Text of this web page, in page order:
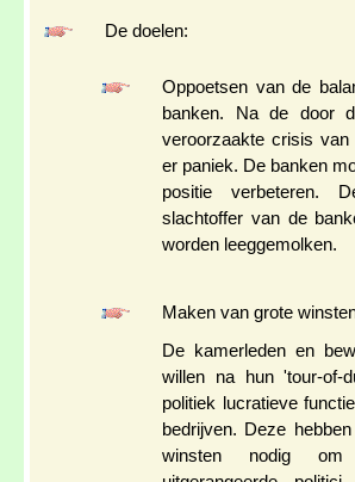
De doelen:
Oppoetsen van de
banken. Na de door
veroorzaakte crisis van
er paniek. De banken
positie verbeteren.
slachtoffer van de
worden leeggemolken.
Maken van grote
De kamerleden en
willen na hun 'tour-of-
politiek lucratieve
bedrijven. Deze
winsten nodig